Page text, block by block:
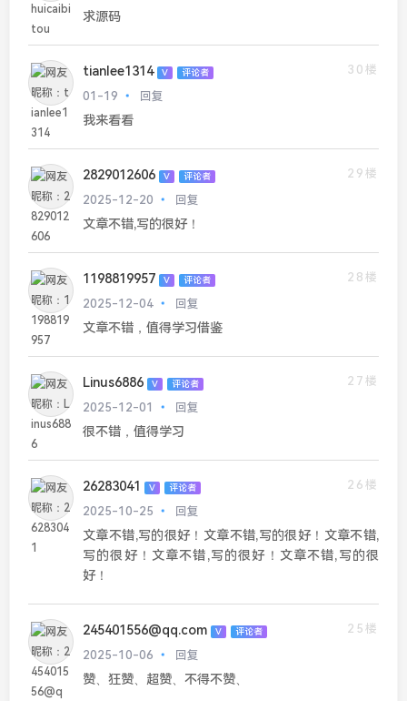
求源码
tianlee1314 V 评论者
30楼
01-19
回复
我来看看
2829012606 V 评论者
29楼
2025-12-20
回复
文章不错,写的很好！
1198819957 V 评论者
28楼
2025-12-04
回复
文章不错，值得学习借鉴
Linus6886 V 评论者
27楼
2025-12-01
回复
很不错，值得学习
26283041 V 评论者
26楼
2025-10-25
回复
文章不错,写的很好！文章不错,写的很好！文章不错,
写的很好！文章不错,写的很好！文章不错,写的很
好！
245401556@qq.com V 评论者
25楼
2025-10-06
回复
赞、狂赞、超赞、不得不赞、